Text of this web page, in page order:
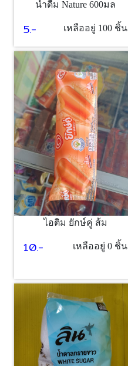
น้ำดื่ม Nature 600มล
5.- เหลืออยู่ 100 ชิ้น
ไอติม ยักษ์คู่ ส้ม
10.- เหลืออยู่ 0 ชิ้น